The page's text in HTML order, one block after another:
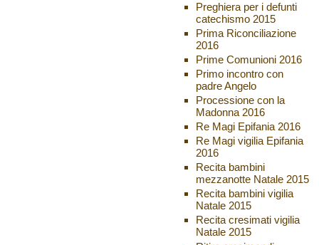
Preghiera per i defunti
catechismo 2015
Prima Riconciliazione
2016
Prime Comunioni 2016
Primo incontro con
padre Angelo
Processione con la
Madonna 2016
Re Magi Epifania 2016
Re Magi vigilia Epifania
2016
Recita bambini
mezzanotte Natale 2015
Recita bambini vigilia
Natale 2015
Recita cresimati vigilia
Natale 2015